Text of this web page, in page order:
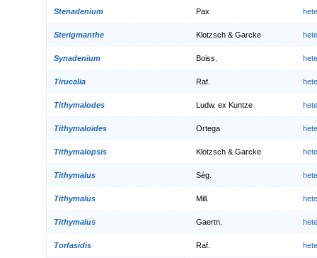
Stenadenium Pax
Sterigmanthe Klotzsch & Garcke
Synadenium Boiss.
Tirucalia Raf.
Tithymalodes Ludw. ex Kuntze
Tithymaloides Ortega
Tithymalopsis Klotzsch & Garcke
Tithymalus Ség.
Tithymalus Mill.
Tithymalus Gaertn.
Torfasidis Raf.